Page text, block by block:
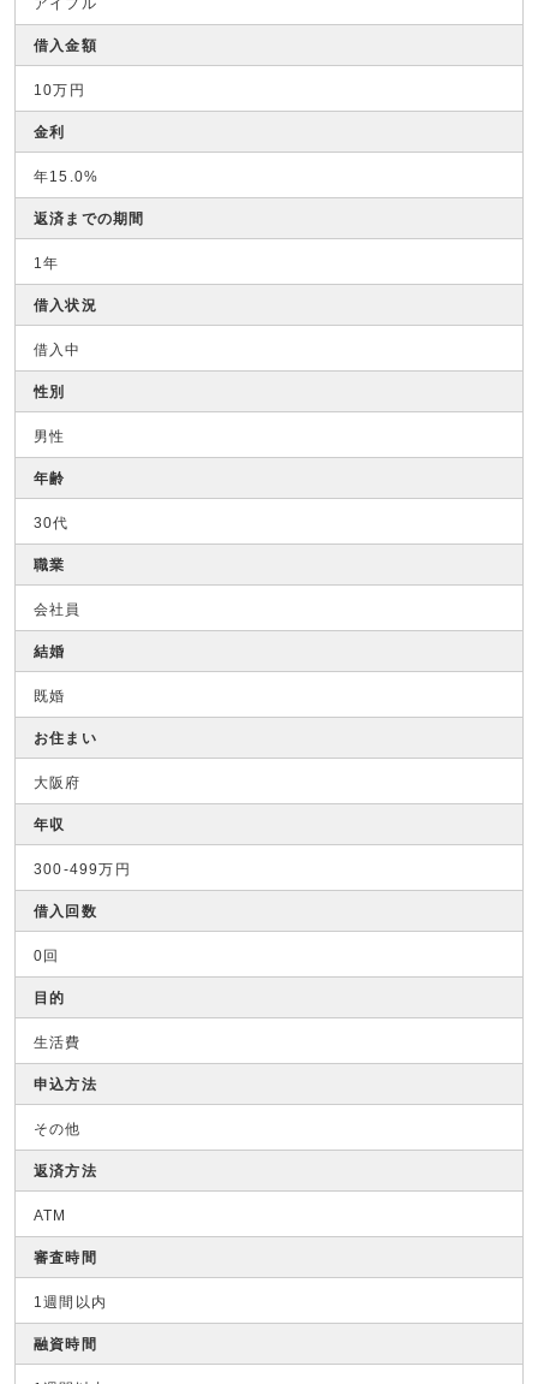
アイフル
借入金額
10万円
金利
年15.0%
返済までの期間
1年
借入状況
借入中
性別
男性
年齢
30代
職業
会社員
結婚
既婚
お住まい
大阪府
年収
300-499万円
借入回数
0回
目的
生活費
申込方法
その他
返済方法
ATM
審査時間
1週間以内
融資時間